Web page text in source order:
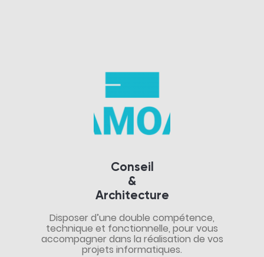
Conseil
&
Architecture
Disposer d’une double compétence,
technique et fonctionnelle, pour vous
accompagner dans la réalisation de vos
projets informatiques.